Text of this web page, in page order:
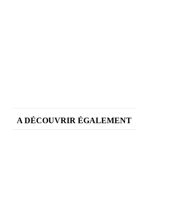
A DÉCOUVRIR ÉGALEMENT